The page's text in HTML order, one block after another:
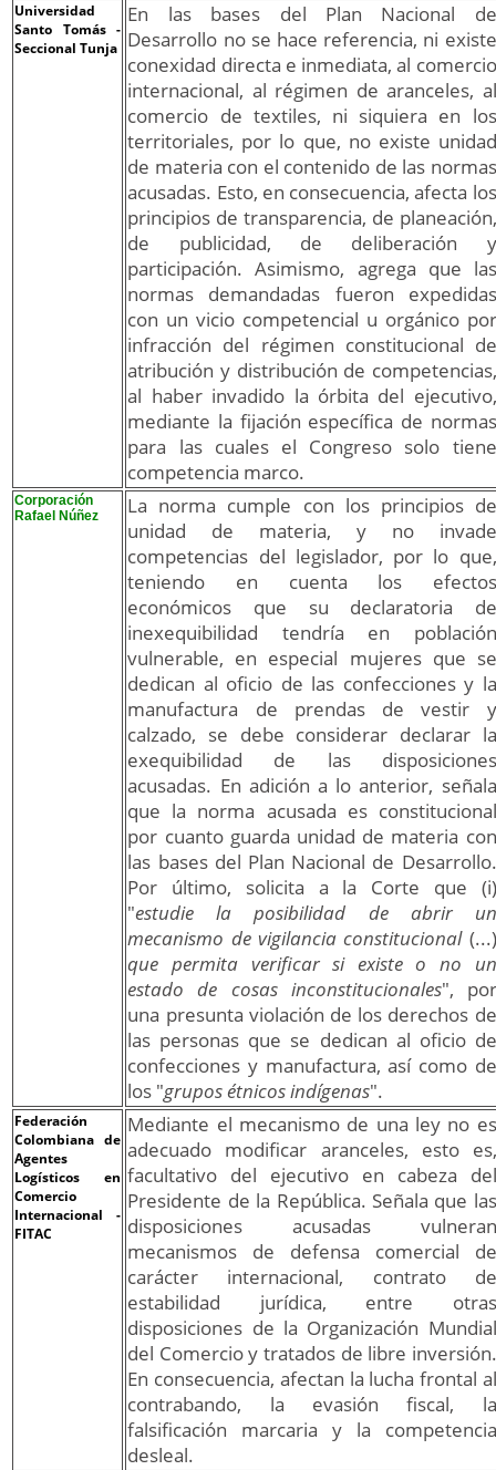
Universidad
Santo Tomás -
Seccional Tunja
En las bases del Plan Nacional de
Desarrollo no se hace referencia, ni existe
conexidad directa e inmediata, al comercio
internacional, al régimen de aranceles, al
comercio de textiles, ni siquiera en los
territoriales, por lo que, no existe unidad
de materia con el contenido de las normas
acusadas. Esto, en consecuencia, afecta los
principios de transparencia, de planeación,
de publicidad, de deliberación y
participación. Asimismo, agrega que las
normas demandadas fueron expedidas
con un vicio competencial u orgánico por
infracción del régimen constitucional de
atribución y distribución de competencias,
al haber invadido la órbita del ejecutivo,
mediante la fijación específica de normas
para las cuales el Congreso solo tiene
competencia marco.
Corporación
Rafael Núñez
La norma cumple con los principios de
unidad de materia, y no invade
competencias del legislador, por lo que,
teniendo en cuenta los efectos
económicos que su declaratoria de
inexequibilidad tendría en población
vulnerable, en especial mujeres que se
dedican al oficio de las confecciones y la
manufactura de prendas de vestir y
calzado, se debe considerar declarar la
exequibilidad de las disposiciones
acusadas. En adición a lo anterior, señala
que la norma acusada es constitucional
por cuanto guarda unidad de materia con
las bases del Plan Nacional de Desarrollo.
Por último, solicita a la Corte que (i)
"estudie la posibilidad de abrir un
mecanismo de vigilancia constitucional(...)
que permita verificar si existe o no un
estado de cosas inconstitucionales", por
una presunta violación de los derechos de
las personas que se dedican al oficio de
confecciones y manufactura, así como de
los "grupos étnicos indígenas".
Federación
Colombiana de
Agentes
Logísticos en
Comercio
Internacional -
FITAC
Mediante el mecanismo de una ley no es
adecuado modificar aranceles, esto es,
facultativo del ejecutivo en cabeza del
Presidente de la República. Señala que las
disposiciones acusadas vulneran
mecanismos de defensa comercial de
carácter internacional, contrato de
estabilidad jurídica, entre otras
disposiciones de la Organización Mundial
del Comercio y tratados de libre inversión.
En consecuencia, afectan la lucha frontal al
contrabando, la evasión fiscal, la
falsificación marcaria y la competencia
desleal.